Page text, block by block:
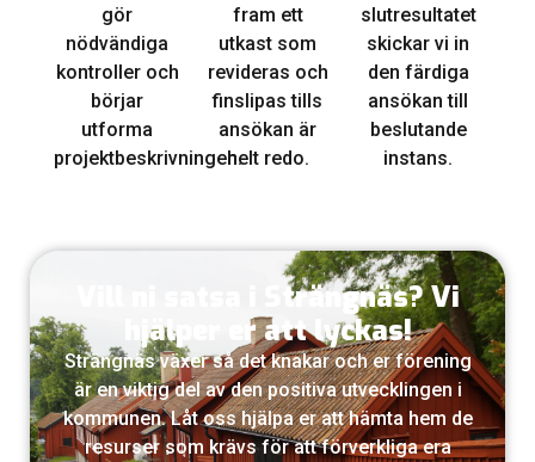
gör
nödvändiga
kontroller och
börjar
utforma
projektbeskrivningen.
fram ett
utkast som
revideras och
finslipas tills
ansökan är
helt redo.
slutresultatet
skickar vi in
den färdiga
ansökan till
beslutande
instans.
Vill ni satsa i Strängnäs? Vi
hjälper er att lyckas!
Strängnäs växer så det knakar och er förening
är en viktig del av den positiva utvecklingen i
kommunen. Låt oss hjälpa er att hämta hem de
resurser som krävs för att förverkliga era